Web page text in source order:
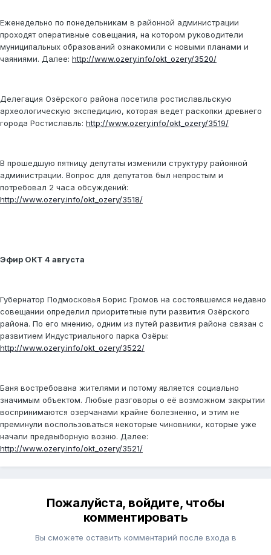
Еженедельно по понедельникам в районной администрации
проходят оперативные совещания, на котором руководители
муниципальных образований ознакомили с новыми планами и
чаяниями. Далее: http://www.ozery.info/okt_ozery/3520/
Делегация Озёрского района посетила ростиславльскую
археологическую экспедицию, которая ведет раскопки древнего
города Ростиславль: http://www.ozery.info/okt_ozery/3519/
В прошедшую пятницу депутаты изменили структуру районной
администрации. Вопрос для депутатов был непростым и
потребовал 2 часа обсуждений:
http://www.ozery.info/okt_ozery/3518/
Эфир ОКТ 4 августа
Губернатор Подмосковья Борис Громов на состоявшемся недавно
совещании определил приоритетные пути развития Озёрского
района. По его мнению, одним из путей развития района связан с
развитием Индустриального парка Озёры:
http://www.ozery.info/okt_ozery/3522/
Баня востребована жителями и потому является социально
значимым объектом. Любые разговоры о её возможном закрытии
воспринимаются озерчанами крайне болезненно, и этим не
преминули воспользоваться некоторые чиновники, которые уже
начали предвыборную возню. Далее:
http://www.ozery.info/okt_ozery/3521/
Пожалуйста, войдите, чтобы
комментировать
Вы сможете оставить комментарий после входа в